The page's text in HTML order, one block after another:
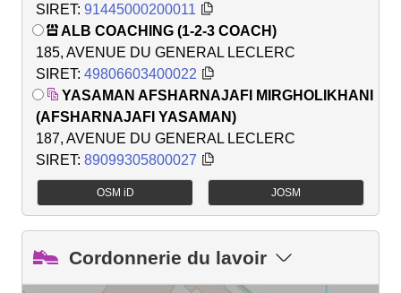
SIRET: 91445000200011
ALB COACHING (1-2-3 COACH)
185, AVENUE DU GENERAL LECLERC
SIRET: 49806603400022
YASAMAN AFSHARNAJAFI MIRGHOLIKHANI
(AFSHARNAJAFI YASAMAN)
187, AVENUE DU GENERAL LECLERC
SIRET: 89099305800027
OSM iD JOSM
Cordonnerie du lavoir